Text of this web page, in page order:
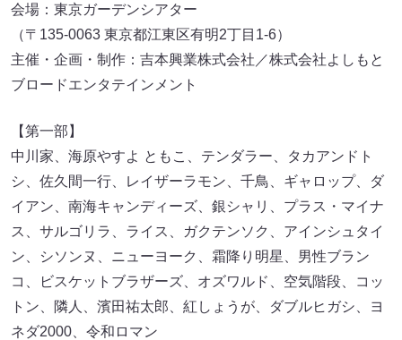
会場：東京ガーデンシアター
（〒135-0063 東京都江東区有明2丁目1-6）
主催・企画・制作：吉本興業株式会社／株式会社よしもと
ブロードエンタテインメント
【第一部】
中川家、海原やすよ ともこ、テンダラー、タカアンドト
シ、佐久間一行、レイザーラモン、千鳥、ギャロップ、ダ
イアン、南海キャンディーズ、銀シャリ、プラス・マイナ
ス、サルゴリラ、ライス、ガクテンソク、アインシュタイ
ン、シソンヌ、ニューヨーク、霜降り明星、男性ブラン
コ、ビスケットブラザーズ、オズワルド、空気階段、コッ
トン、隣人、濱田祐太郎、紅しょうが、ダブルヒガシ、ヨ
ネダ2000、令和ロマン